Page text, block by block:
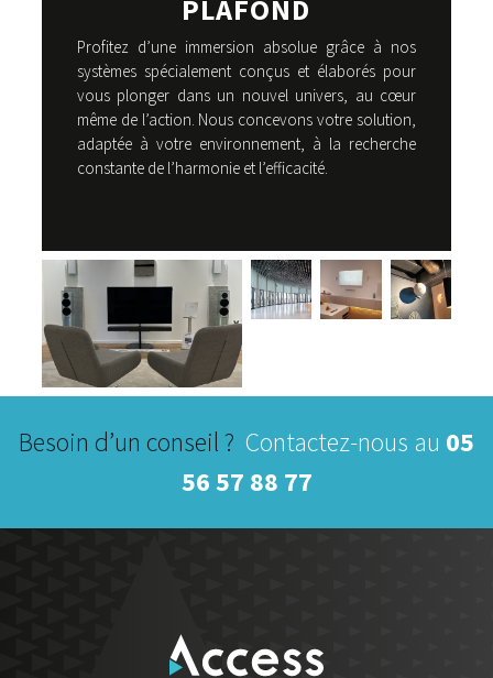
PLAFOND
Profitez d’une immersion absolue grâce à nos
systèmes spécialement conçus et élaborés pour
vous plonger dans un nouvel univers, au cœur
même de l’action. Nous concevons votre solution,
adaptée à votre environnement, à la recherche
constante de l’harmonie et l’efficacité.
Besoin d’un conseil ? Contactez-nous au 05
56 57 88 77